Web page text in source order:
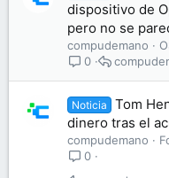
dispositivo de
pero no se
compudemano
0
Noticia
Tom
dinero tras el
compudemano
0